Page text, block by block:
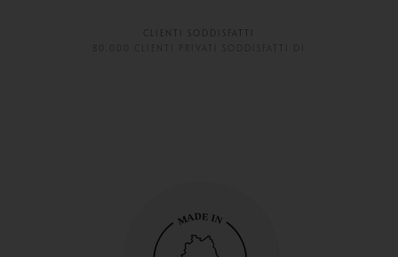
CLIENTI SODDISFATTI